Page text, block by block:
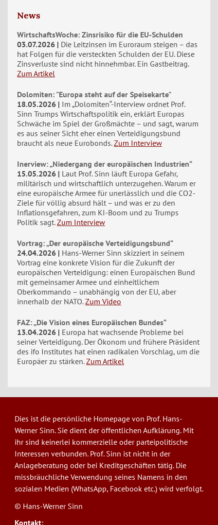
News
WirtschaftsWoche: Zinsrisiko für die EU-Schulden
03.07.2026
Die Leitzinsen im Euroraum steigen – das
hat Folgen für die versteckten Schulden der EU. Diese
Zinsverluste sind nicht hinnehmbar. Ein Gastbeitrag.
Zum Artikel
Dolomiten: "Europa steht auf der Speisekarte"
18.05.2026
Im „Dolomiten“-Interview ordnet Prof.
Sinn Trumps Wirtschaftspolitik ein, erklärt Europas
Schwäche im Spiel der Großmächte – und sagt, warum
es aus seiner Sicht eher einen Verteidigungsbund
braucht als neue Eurobonds. Zum Interview
Inerview: „Niedergang der europäischen Industrien“
15.05.2026
Laut Prof. Sinn läuft Europa Gefahr,
militärisch und wirtschaftlich unterzugehen. Warum er
eine europäische Armee für unerlässlich und die CO2-
Ziele für völlig absurd hält – und was er zu den
Inflationsgefahren, zum KI-Boom und zu Trumps
Politik sagt. Zum Interview
Vortrag: „Der europäische Verteidigungsbund“
24.04.2026
Hans-Werner Sinn skizziert in seinem
Vortrag eine konkrete Vision für die Zukunft der
europäischen Verteidigung: einen Europäischen Bund
mit gemeinsamer Armee und einheitlichem
Oberkommando – unabhängig von der EU, aber
innerhalb der NATO. Zum Video
FAZ: „Die Vision eines Europäischen Bundes“
13.04.2026
Europa hat wachsende Probleme bei
seiner Verteidigung. Der Ökonom und frühere Präsident
des ifo Institutes hat einen radikalen Vorschlag, um die
Europäer zu stärken. Zum Artikel
Dies ist die persönliche Homepage von Prof. Hans-
Werner Sinn. Sie dient der öffentlichen Aufklärung. Mit
ihr sind keinerlei kommerzielle oder parteipolitische
Interessen verbunden. Prof. Sinn ist nicht in der
Anlageberatung oder bei Kreditgeschäften tätig. Die
missbräuchliche Verwendung seines Namens in den
sozialen Medien (WhatsApp, Facebook etc.) wird verfolgt.
© Hans-Werner Sinn
Kontakt: